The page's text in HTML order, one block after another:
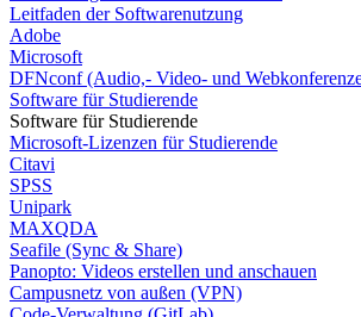
Leitfaden der Softwarenutzung
Adobe
Microsoft
DFNconf (Audio,- Video- und
Software für Studierende
Software für Studierende
Microsoft-Lizenzen für Studierende
Citavi
SPSS
Unipark
MAXQDA
Seafile (Sync & Share)
Panopto: Videos erstellen und anschauen
Campusnetz von außen (VPN)